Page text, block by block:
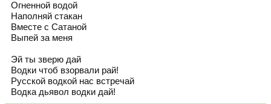
Огненной водой
Наполняй стакан
Вместе с Сатаной
Выпей за меня
Эй ты зверю дай
Водки чтоб взорвали рай!
Русской водкой нас встречай
Водка дьявол водки дай!